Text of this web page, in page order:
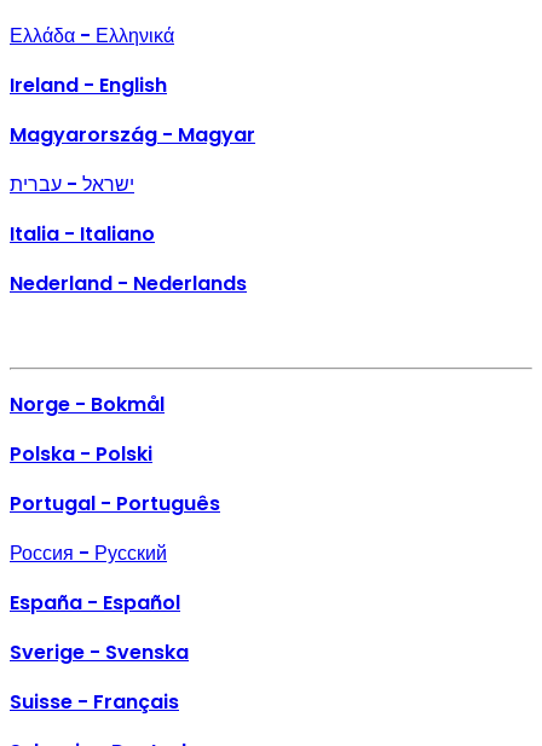
Ελλάδα - Ελληνικά
Ireland - English
Magyarország - Magyar
ישראל - עברית
Italia - Italiano
Nederland - Nederlands
Norge - Bokmål
Polska - Polski
Portugal - Português
Россия - Русский
España - Español
Sverige - Svenska
Suisse - Français